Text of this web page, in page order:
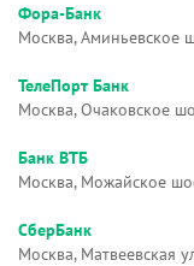
Фора-Банк
Москва, Аминьевское
ТелеПорт Банк
Москва, Очаковское
Банк ВТБ
Москва, Можайское
СберБанк
Москва, Матвеевская